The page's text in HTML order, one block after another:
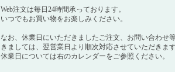
Web注文は毎日24時間承っております。
いつでもお買い物をお楽しみください。
なお、休業日にいただきましたご注文、お問い合わせ
きましては、翌営業日より順次対応させていただきま
休業日については右のカレンダーをご参照ください。